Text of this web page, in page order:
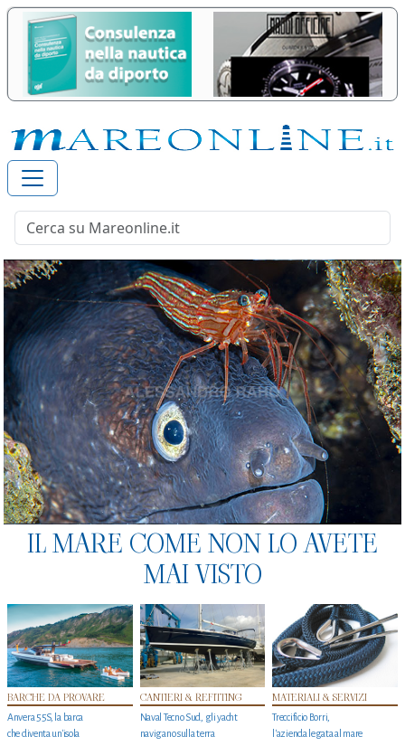
IL MARE COME NON LO AVETE
MAI VISTO
BARCHE DA PROVARE
Anvera 55S, la barca
che diventa un'isola
CANTIERI & REFITTING
Naval Tecno Sud, gli yacht
navigano sulla terra
MATERIALI & SERVIZI
Treccificio Borri,
l'azienda legata al mare